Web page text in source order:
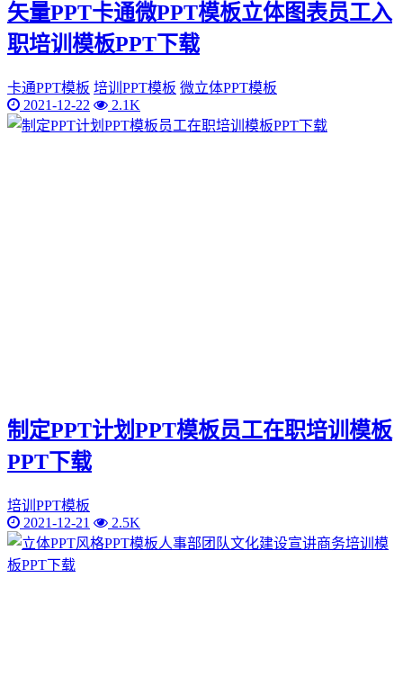
矢量PPT卡通微PPT模板立体图表员工入
职培训模板PPT下载
卡通PPT模板 培训PPT模板 微立体PPT模板
2021-12-22
2.1K
制定PPT计划PPT模板员工在职培训模板
PPT下载
培训PPT模板
2021-12-21
2.5K